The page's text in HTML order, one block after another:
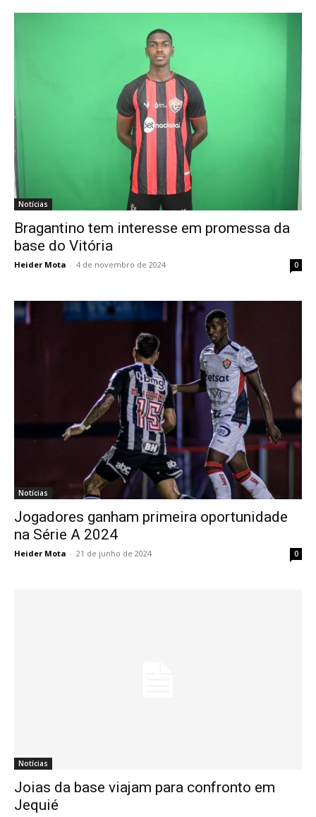
Notícias
Bragantino tem interesse em promessa da
base do Vitória
Heider Mota - 4 de novembro de 2024 0
Notícias
Jogadores ganham primeira oportunidade
na Série A 2024
Heider Mota - 21 de junho de 2024 0
Notícias
Joias da base viajam para confronto em
Jequié